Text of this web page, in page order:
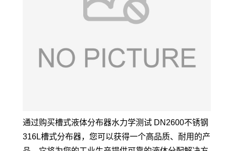
通过购买槽式液体分布器水力学测试 DN2600不锈钢
316L槽式分布器，您可以获得一个高品质、耐用的产